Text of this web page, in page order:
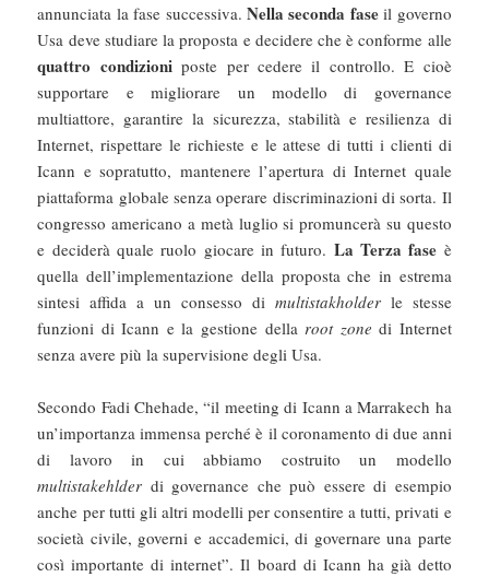
annunciata la fase successiva. Nella seconda faseil governo
Usa deve studiare la proposta e decidere che è conforme alle
quattro condizioniposte per cedere il controllo. E cioè
supportare e migliorare un modello di governance
multiattore, garantire la sicurezza, stabilità e resilienza di
Internet, rispettare le richieste e le attese di tutti i clienti di
Icann e sopratutto, mantenere l’apertura di Internet quale
piattaforma globale senza operare discriminazioni di sorta. Il
congresso americano a metà luglio si promuncerà su questo
e deciderà quale ruolo giocare in futuro. La Terza fase è
quella dell’implementazione della proposta che in estrema
sintesi affida a un consesso di multistakholderle stesse
funzioni di Icann e la gestione dellaroot zone di Internet
senza avere più la supervisione degli Usa.
Secondo Fadi Chehade, “il meeting di Icann a Marrakech ha
un’importanza immensa perché è il coronamento di due anni
di lavoro in cui abbiamo costruito un modello
multistakehlder di governance che può essere di esempio
anche per tutti gli altri modelli per consentire a tutti, privati e
società civile, governi e accademici, di governare una parte
così importante di internet”. Il board di Icann ha già detto